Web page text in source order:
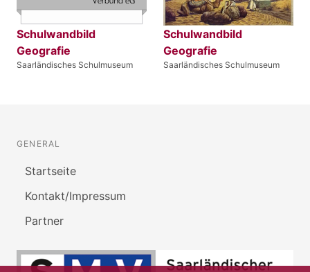
Schulwandbild
Geografie
Saarländisches Schulmuseum
Schulwandbild
Geografie
Saarländisches Schulmuseum
GENERAL
Startseite
Kontakt/Impressum
Partner